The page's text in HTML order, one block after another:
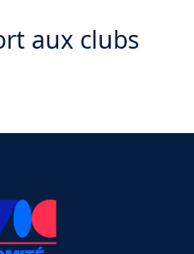
aux clubs